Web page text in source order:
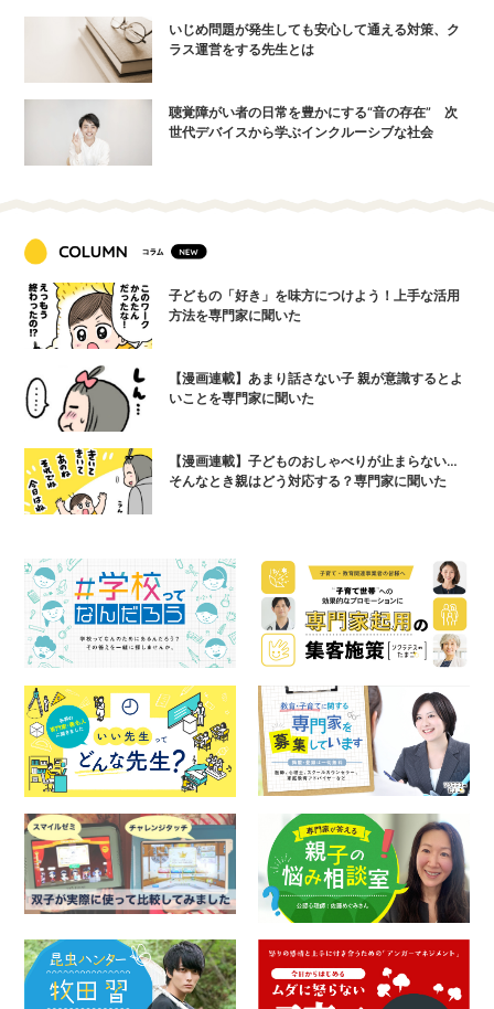
いじめ問題が発生しても安心して通える対策、ク
ラス運営をする先生とは
聴覚障がい者の日常を豊かにする“音の存在” 次
世代デバイスから学ぶインクルーシブな社会
子どもの「好き」を味方につけよう！上手な活用
方法を専門家に聞いた
【漫画連載】あまり話さない子 親が意識するとよ
いことを専門家に聞いた
【漫画連載】子どものおしゃべりが止まらない…
そんなとき親はどう対応する？専門家に聞いた